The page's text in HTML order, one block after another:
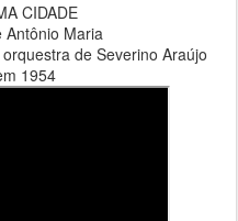
CIDADE
Antônio Maria
de Severino Araújo
1954